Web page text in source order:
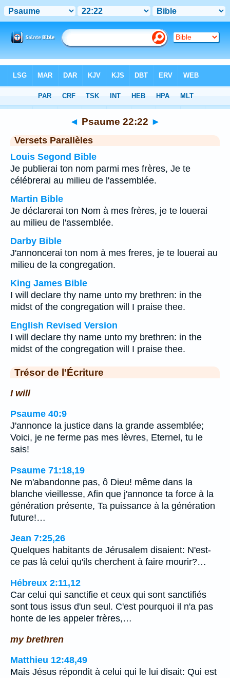
Chapitre 22> Verset 22
◄ Psaume 22:22 ►
Versets Parallèles
Louis Segond Bible
Je publierai ton nom parmi mes frères, Je te
célébrerai au milieu de l'assemblée.
Martin Bible
Je déclarerai ton Nom à mes frères, je te louerai
au milieu de l'assemblée.
Darby Bible
J'annoncerai ton nom à mes freres, je te louerai au
milieu de la congregation.
King James Bible
I will declare thy name unto my brethren: in the
midst of the congregation will I praise thee.
English Revised Version
I will declare thy name unto my brethren: in the
midst of the congregation will I praise thee.
Trésor de l'Écriture
I will
Psaume 40:9
J'annonce la justice dans la grande assemblée;
Voici, je ne ferme pas mes lèvres, Eternel, tu le
sais!
Psaume 71:18,19
Ne m'abandonne pas, ô Dieu! même dans la
blanche vieillesse, Afin que j'annonce ta force à la
génération présente, Ta puissance à la génération
future!…
Jean 7:25,26
Quelques habitants de Jérusalem disaient: N'est-
ce pas là celui qu'ils cherchent à faire mourir?…
Hébreux 2:11,12
Car celui qui sanctifie et ceux qui sont sanctifiés
sont tous issus d'un seul. C'est pourquoi il n'a pas
honte de les appeler frères,…
my brethren
Matthieu 12:48,49
Mais Jésus répondit à celui qui le lui disait: Qui est